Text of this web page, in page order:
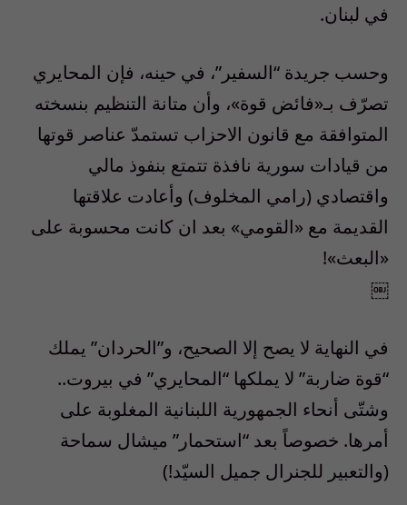
في لبنان.
وحسب جريدة “السفير”، في حينه، فإن المحايري
تصرّف بـ«فائض قوة»، وأن متانة التنظيم بنسخته
المتوافقة مع قانون الاحزاب تستمدّ عناصر قوتها
من قيادات سورية نافذة تتمتع بنفوذ مالي
واقتصادي (رامي المخلوف) وأعادت علاقتها
القديمة مع «القومي» بعد ان كانت محسوبة على
«البعث»!
￼
في النهاية لا يصح إلا الصحيح، و”الحردان” يملك
“قوة ضاربة” لا يملكها “المحايري” في بيروت..
وشتّى أنحاء الجمهورية اللبنانية المغلوبة على
أمرها. خصوصاً بعد “استحمار” ميشال سماحة
(والتعبير للجنرال جميل السيّد!)